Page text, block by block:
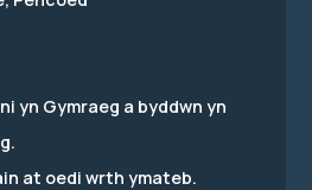
yn Gymraeg a byddwn yn
at oedi wrth ymateb.